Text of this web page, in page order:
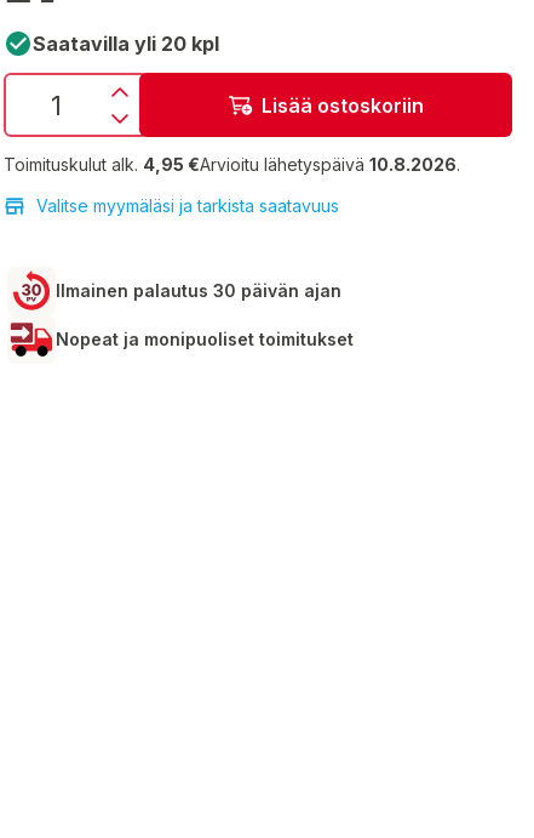
Saatavilla yli 20 kpl
Lisää ostoskoriin
Toimituskulut alk. 4,95 €Arvioitu lähetyspäivä 10.8.2026.
Valitse myymäläsi ja tarkista saatavuus
Ilmainen palautus 30 päivän ajan
Nopeat ja monipuoliset toimitukset